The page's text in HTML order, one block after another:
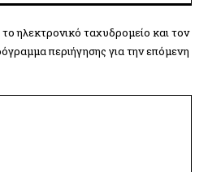
ηλεκτρονικό ταχυδρομείο και τον
περιήγησης για την επόμενη